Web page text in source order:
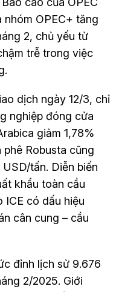
OPEC+ tăng
2, chủ yếu từ
trễ trong việc
dịch ngày 12/3, chỉ
nghiệp đóng cửa
giảm 1,78%
Robusta cũng
tấn. Diễn biến
khẩu toàn cầu
ICE có dấu hiệu
cân cung – cầu
đỉnh lịch sử 9.676
2/2025. Giới